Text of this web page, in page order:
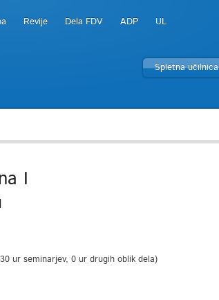
Revije Dela FDV ADP UL
Spletna učilnica
I
ur seminarjev, 0 ur drugih oblik dela)